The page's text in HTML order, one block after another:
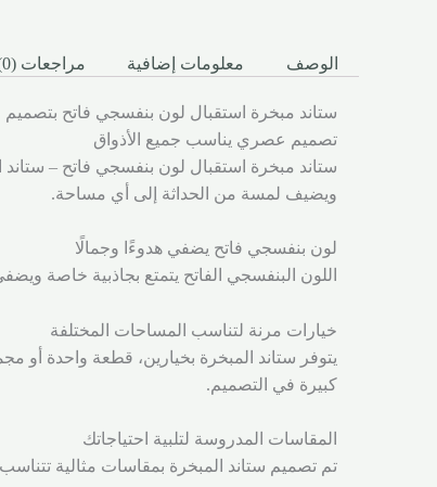
الوصف معلومات إضافية مراجعات (0)
ستاند مبخرة استقبال لون بنفسجي فاتح
تصميم عصري يناسب جميع الأذواق
ستاند مبخرة استقبال لون بنفسجي فاتح –
ويضيف لمسة من الحداثة إلى أي مساحة.
لون بنفسجي فاتح يضفي هدوءًا وجمالًا
اللون البنفسجي الفاتح يتمتع بجاذبية خاصة
خيارات مرنة لتناسب المساحات المختلفة
يتوفر ستاند المبخرة بخيارين، قطعة واحدة أو
كبيرة في التصميم.
المقاسات المدروسة لتلبية احتياجاتك
تم تصميم ستاند المبخرة بمقاسات مثالية